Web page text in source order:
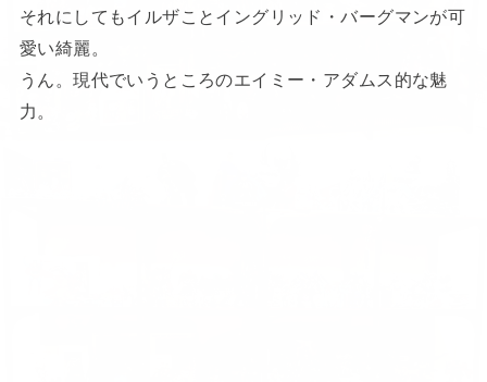
それにしてもイルザことイングリッド・バーグマンが可
愛い綺麗。
うん。現代でいうところのエイミー・アダムス的な魅
力。